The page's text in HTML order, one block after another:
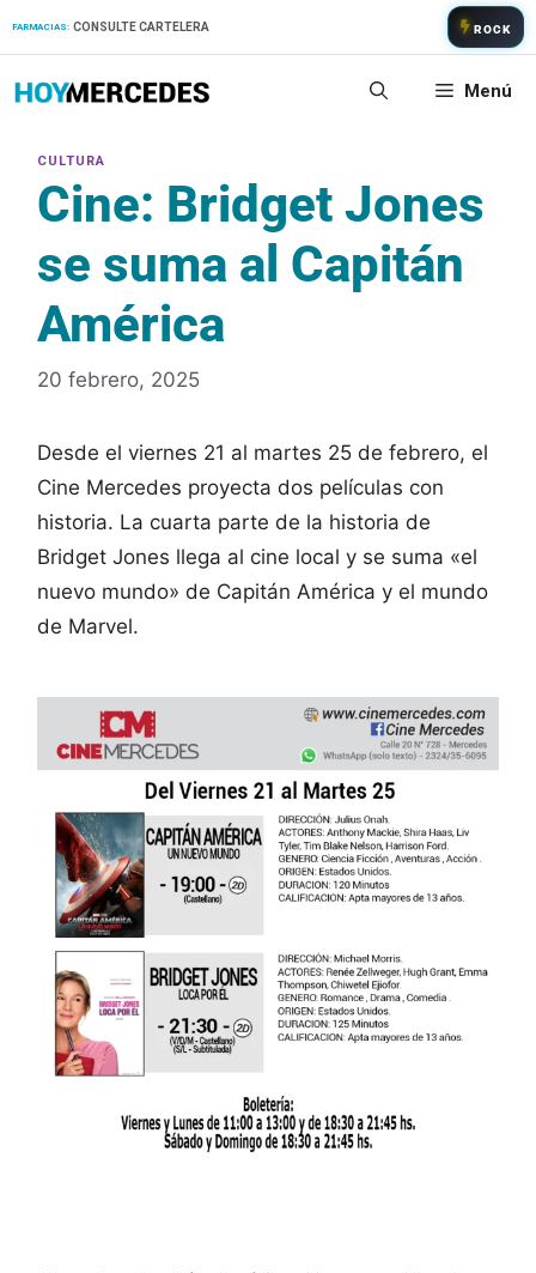
FARMACIAS: CONSULTE CARTELERA ROCK
Menú
Cine: Bridget Jones
se suma al Capitán
América
20 febrero, 2025
Desde el viernes 21 al martes 25 de febrero, el
Cine Mercedes proyecta dos películas con
historia. La cuarta parte de la historia de
Bridget Jones llega al cine local y se suma «el
nuevo mundo» de Capitán América y el mundo
de Marvel.